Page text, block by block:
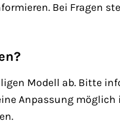
Bei Fragen
Modell ab. Bitte
Anpassung möglich